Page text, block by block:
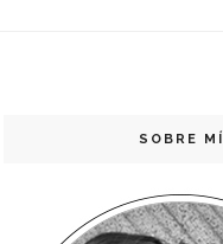
SOBRE MÍ